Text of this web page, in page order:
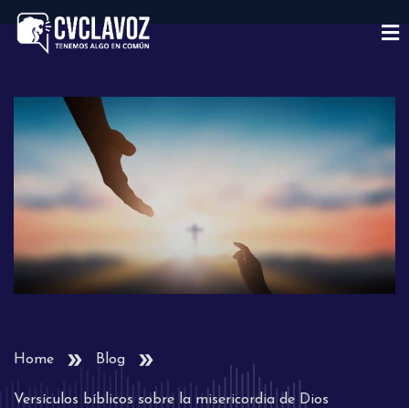
Home Blog
Versículos bíblicos sobre la misericordia de Dios